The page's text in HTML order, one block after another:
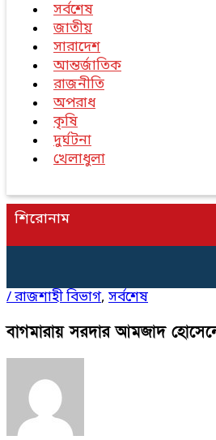
সর্বশেষ
জাতীয়
সারাদেশ
আন্তর্জাতিক
রাজনীতি
অপরাধ
কৃষি
দুর্ঘটনা
খেলাধুলা
শিরোনাম
/রাজশাহী বিভাগ, সর্বশেষ
বাগমারায় সরদার আমজাদ